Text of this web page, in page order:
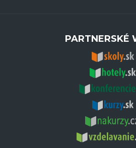
PARTNERSKÉ